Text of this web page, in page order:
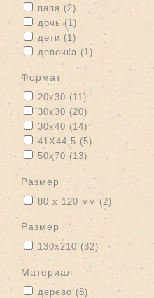
Apply папа filter
папа (2)
Apply дочь filter
дочь (1)
Apply дети filter
дети (1) Apply дети filter
Apply девочка filter
девочка (1) Apply
формат
Apply 20x30 filter
20x30 (11)Apply 20x30
Apply 30x30 filter
30x30 (20) Apply 30x30
Apply 30x40 filter
30x40 (14) Apply 30x40
Apply 41Х44,5 filter
41Х44,5 (5)
Apply 50x70 filter
50x70 (13)
размер
Apply 80 х 120 мм filter
80 х 120 мм (2) Apply
размер
Apply 130х210 filter
130х210 (32) Apply
материал
Apply дерево filter
дерево (8) Apply дерево